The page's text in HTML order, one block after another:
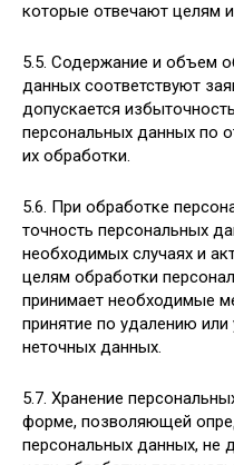
которые отвечают целям
5.5. Содержание и объем
данных соответствуют
допускается
персональных данных по
их обработки.
5.6. При обработке
точность персональных
необходимых случаях и
целям обработки
принимает необходимые
принятие по удалению
неточных данных.
5.7. Хранение
форме, позволяющей
персональных данных, не